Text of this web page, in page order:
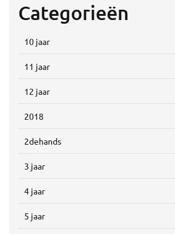
Categorieën
10 jaar
11 jaar
12 jaar
2018
2dehands
3 jaar
4 jaar
5 jaar